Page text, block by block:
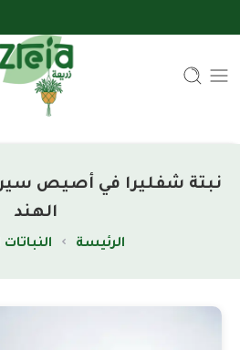
نبتة شفليرا في أصيص
الهند
الرئيسة